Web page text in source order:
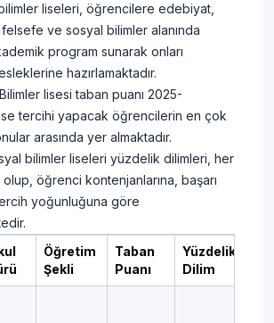
liseleri, öğrencilere edebiyat,
ve sosyal bilimler alanında
program sunarak onları
hazırlamaktadır.
lisesi taban puanı 2025-
tercihi yapacak öğrencilerin en çok
arasında yer almaktadır.
bilimler liseleri yüzdelik dilimleri, her
öğrenci kontenjanlarına, başarı
yoğunluğuna göre
Öğretim
Şekli
Taban
Puanı
Yüzdelik
Dilim